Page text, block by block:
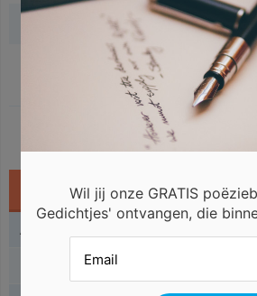
Gerelateerde gedichten
Gedichtjes
Angst gedichtjes
Baby gedichtjes
Wil jij onze GRATIS
Gedichtjes' ontvangen, die